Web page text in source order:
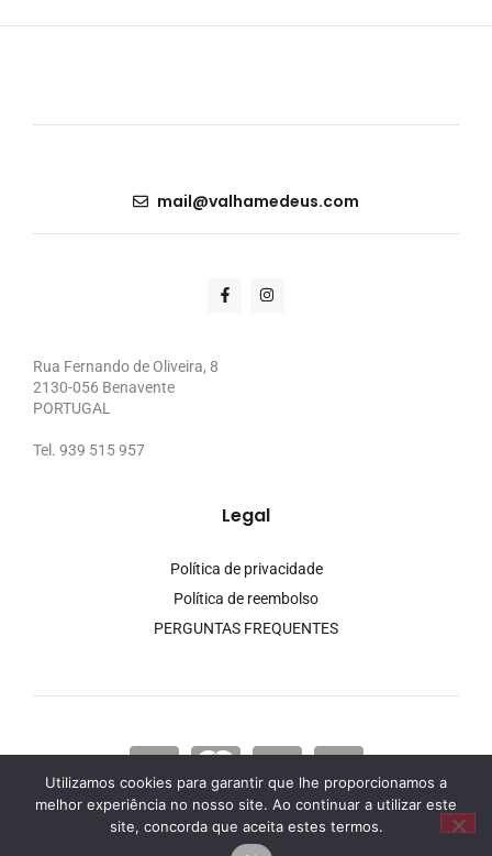
mail@valhamedeus.com
Rua Fernando de Oliveira, 8
2130-056 Benavente
PORTUGAL
Tel. 939 515 957
Legal
Política de privacidade
Política de reembolso
PERGUNTAS FREQUENTES
© Valha-me Deus 2026
Utilizamos cookies para garantir que lhe proporcionamos a
melhor experiência no nosso site. Ao continuar a utilizar este
site, concorda que aceita estes termos.